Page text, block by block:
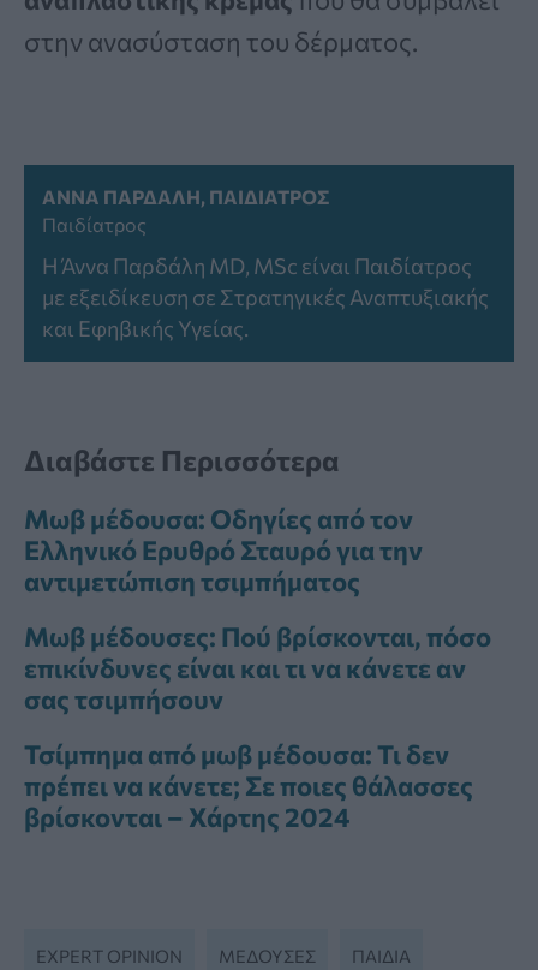
στην ανασύσταση του δέρματος.
ΆΝΝΑ ΠΑΡΔΆΛΗ, ΠΑΙΔΊΑΤΡΟΣ
Παιδίατρος
Η Άννα Παρδάλη MD, MSc είναι Παιδίατρος
με εξειδίκευση σε Στρατηγικές Αναπτυξιακής
και Εφηβικής Υγείας.
Διαβάστε Περισσότερα
Μωβ μέδουσα: Οδηγίες από τον
Ελληνικό Ερυθρό Σταυρό για την
αντιμετώπιση τσιμπήματος
Μωβ μέδουσες: Πού βρίσκονται, πόσο
επικίνδυνες είναι και τι να κάνετε αν
σας τσιμπήσουν
Τσίμπημα από μωβ μέδουσα: Τι δεν
πρέπει να κάνετε; Σε ποιες θάλασσες
βρίσκονται – Χάρτης 2024
EXPERT OPINION ΜΈΔΟΥΣΕΣ ΠΑΙΔΙΆ